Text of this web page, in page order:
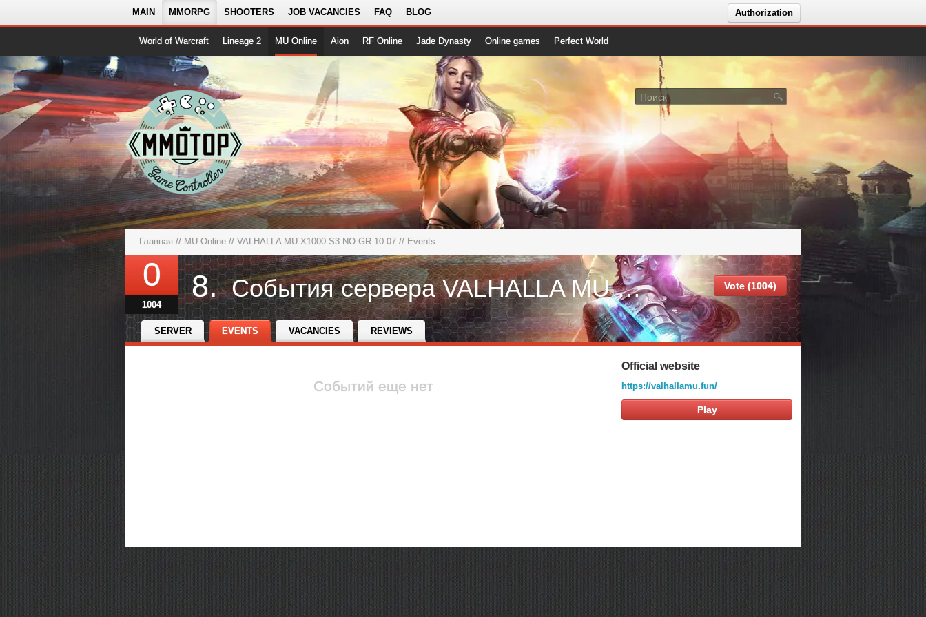
MAIN MMORPG SHOOTERS JOB VACANCIES FAQ BLOG Authorization
World of Warcraft Lineage 2 MU Online Aion RF Online Jade Dynasty Online games Perfect World
Главная // MU Online // VALHALLA MU X1000 S3 NO GR 10.07 // Events
0
1004
8. События сервера VALHALLA MU X1000 S3 NO GR 10.07 Vote (1004)
SERVER EVENTS VACANCIES REVIEWS
Событий еще нет
Official website
https://valhallamu.fun/
Play